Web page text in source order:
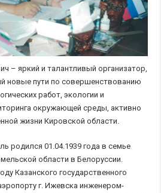
– яркий и талантливый организатор,
новые пути по совершенствованию
работ, экологии и
окружающей среды, активно
жизни Кировской области.
родился 01.04.1939 года в семье
области в Белоруссии.
Казанского государственного
г. Ижевска инженером-